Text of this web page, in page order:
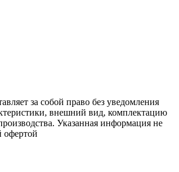
за собой право без уведомления
внешний вид, комплектацию
Указанная информация не
офертой